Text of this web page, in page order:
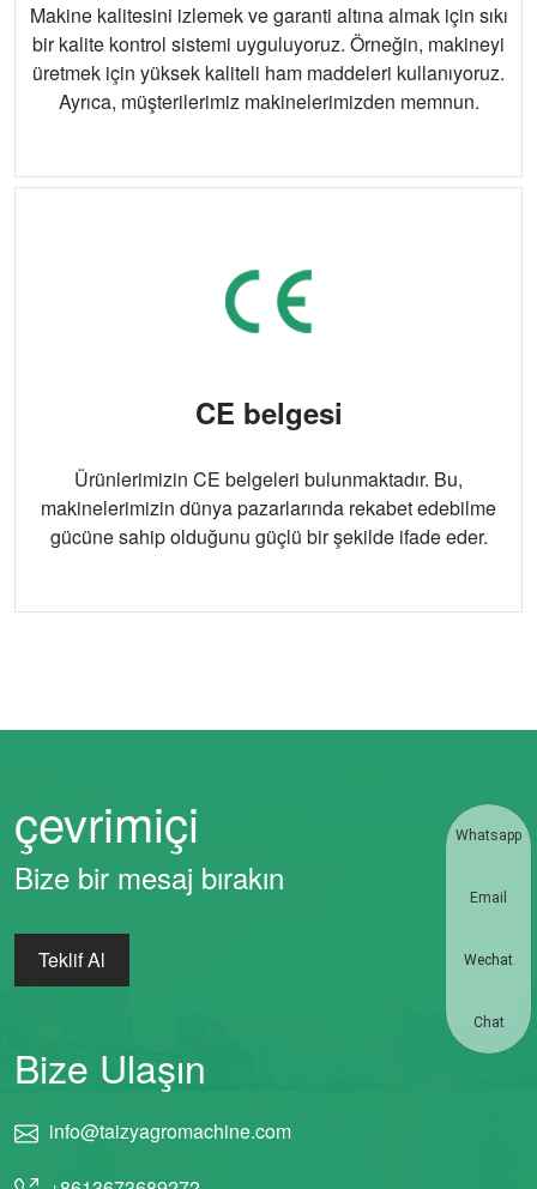
Makine kalitesini izlemek ve garanti altına almak için sıkı
bir kalite kontrol sistemi uyguluyoruz. Örneğin, makineyi
üretmek için yüksek kaliteli ham maddeleri kullanıyoruz.
Ayrıca, müşterilerimiz makinelerimizden memnun.
CE belgesi
Ürünlerimizin CE belgeleri bulunmaktadır. Bu,
makinelerimizin dünya pazarlarında rekabet edebilme
gücüne sahip olduğunu güçlü bir şekilde ifade eder.
çevrimiçi
Bize bir mesaj bırakın
Teklif Al
Bize Ulaşın
info@taizyagromachine.com
Whatsapp
Email
Wechat
Chat